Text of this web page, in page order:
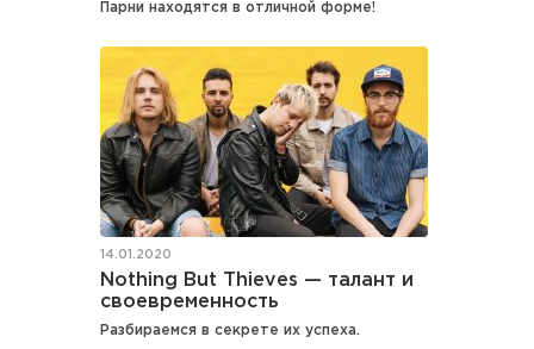
Парни находятся в отличной форме!
14.01.2020
Nothing But Thieves — талант и
своевременность
Разбираемся в секрете их успеха.